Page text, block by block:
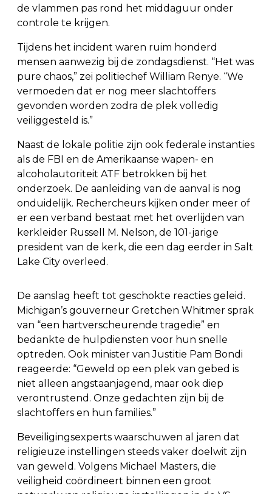
de vlammen pas rond het middaguur onder
controle te krijgen.
Tijdens het incident waren ruim honderd
mensen aanwezig bij de zondagsdienst. “Het was
pure chaos,” zei politiechef William Renye. “We
vermoeden dat er nog meer slachtoffers
gevonden worden zodra de plek volledig
veiliggesteld is.”
Naast de lokale politie zijn ook federale instanties
als de FBI en de Amerikaanse wapen- en
alcoholautoriteit ATF betrokken bij het
onderzoek. De aanleiding van de aanval is nog
onduidelijk. Rechercheurs kijken onder meer of
er een verband bestaat met het overlijden van
kerkleider Russell M. Nelson, de 101-jarige
president van de kerk, die een dag eerder in Salt
Lake City overleed.
De aanslag heeft tot geschokte reacties geleid.
Michigan’s gouverneur Gretchen Whitmer sprak
van “een hartverscheurende tragedie” en
bedankte de hulpdiensten voor hun snelle
optreden. Ook minister van Justitie Pam Bondi
reageerde: “Geweld op een plek van gebed is
niet alleen angstaanjagend, maar ook diep
verontrustend. Onze gedachten zijn bij de
slachtoffers en hun families.”
Beveiligingsexperts waarschuwen al jaren dat
religieuze instellingen steeds vaker doelwit zijn
van geweld. Volgens Michael Masters, die
veiligheid coördineert binnen een groot